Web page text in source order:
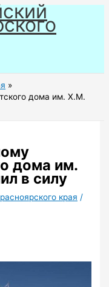
дома им. Х.М.
дома им.
в силу
края /